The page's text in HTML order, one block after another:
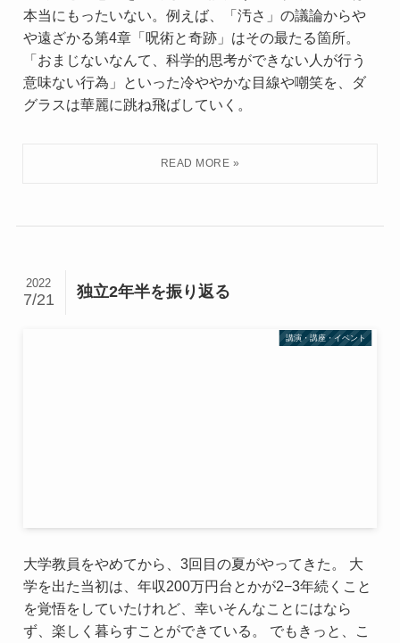
本当にもったいない。例えば、「汚さ」の議論からや
や遠ざかる第4章「呪術と奇跡」はその最たる箇所。
「おまじないなんて、科学的思考ができない人が行う
意味ない行為」といった冷ややかな目線や嘲笑を、ダ
グラスは華麗に跳ね飛ばしていく。
独立2年半を振り返る
2022
7/21
講演・講座・イベント
大学教員をやめてから、3回目の夏がやってきた。 大
学を出た当初は、年収200万円台とかが2−3年続くこと
を覚悟をしていたけれど、幸いそんなことにはなら
ず、楽しく暮らすことができている。 でもきっと、こ